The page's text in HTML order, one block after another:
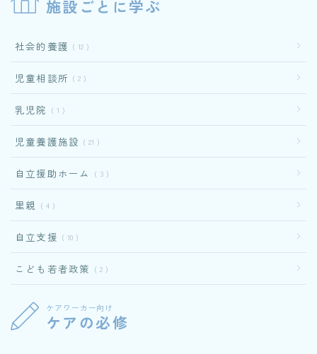
施設ごとに学ぶ
社会的養護 12
児童相談所 2
乳児院 1
児童養護施設 21
自立援助ホーム 3
里親 4
自立支援 10
こども若者政策 2
ケアワーカー向け
ケアの必修